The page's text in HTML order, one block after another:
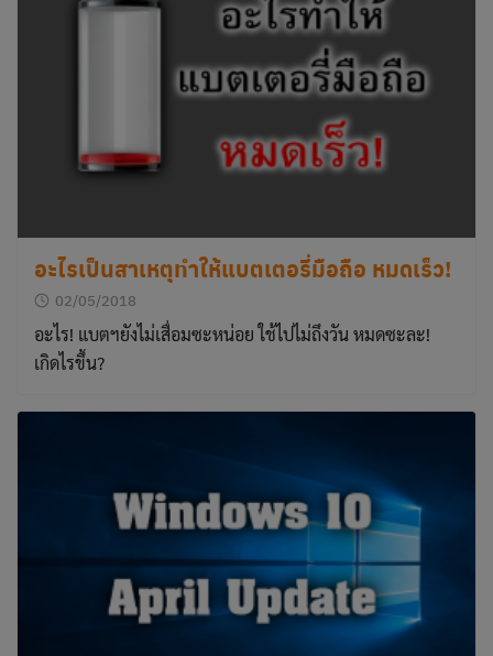
อะไรเป็นสาเหตุทำให้แบตเตอรี่มือถือ หมดเร็ว!
02/05/2018
อะไร! แบตฯยังไม่เสื่อมซะหน่อย ใช้ไปไม่ถึงวัน หมดซะละ!
เกิดไรขึ้น?